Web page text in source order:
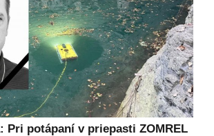
Pri potápaní v priepasti ZOMREL